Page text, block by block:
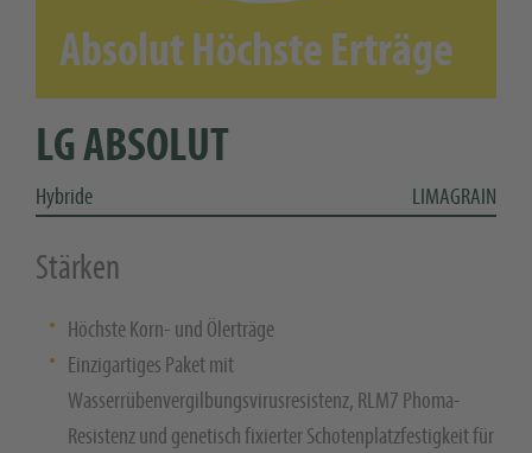
LG ABSOLUT
Hybride LIMAGRAIN
Stärken
Höchste Korn- und Ölerträge
Einzigartiges Paket mit
Wasserrübenvergilbungsvirusresistenz, RLM7 Phoma-
Resistenz und genetisch fixierter Schotenplatzfestigkeit für
Absolut Höchste Erträge